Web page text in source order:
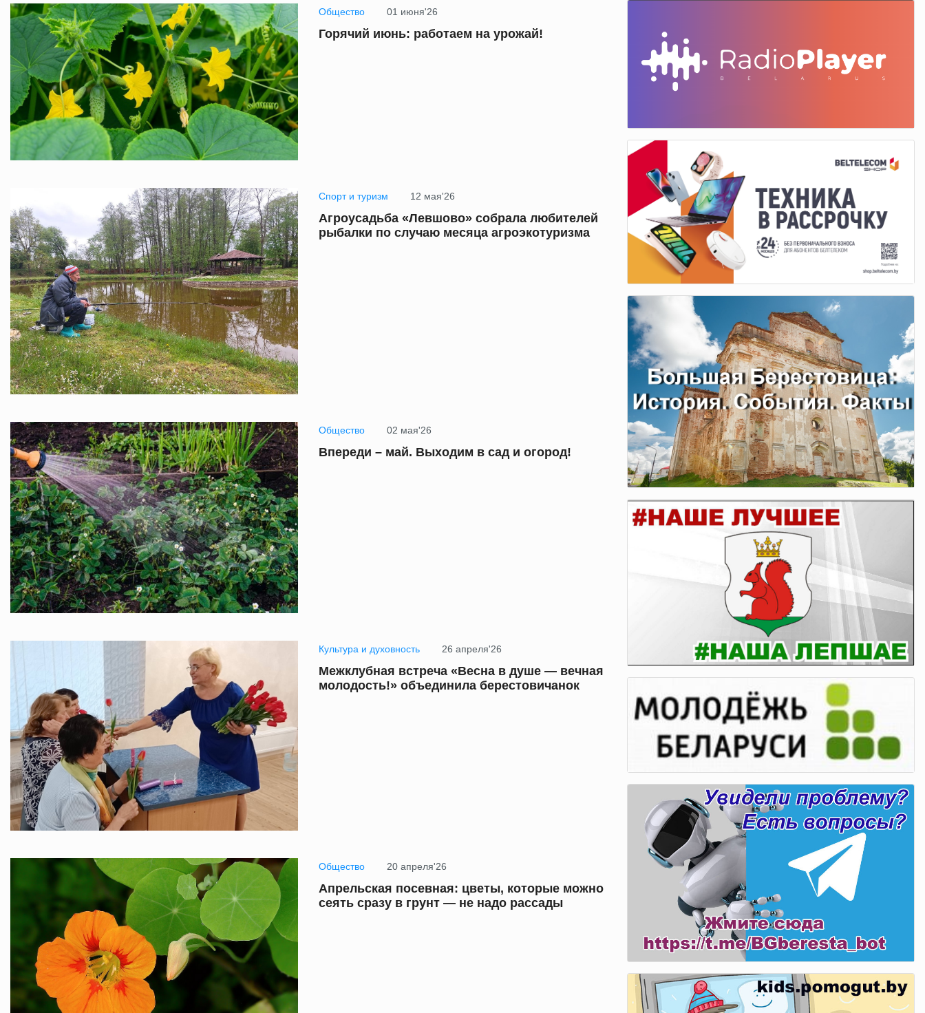
Общество 01 июня'26
Горячий июнь: работаем на урожай!
Спорт и туризм 12 мая'26
Агроусадьба «Левшово» собрала любителей
рыбалки по случаю месяца агроэкотуризма
Общество 02 мая'26
Впереди – май. Выходим в сад и огород!
Культура и духовность 26 апреля'26
Межклубная встреча «Весна в душе — вечная
молодость!» объединила берестовичанок
Общество 20 апреля'26
Апрельская посевная: цветы, которые можно
сеять сразу в грунт — не надо рассады